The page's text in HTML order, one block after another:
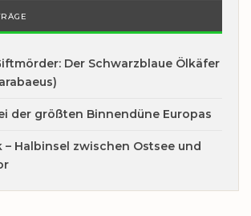
Der Schwarzblaue Ölkäfer
der größten Binnendüne Europas
– Halbinsel zwischen Ostsee und